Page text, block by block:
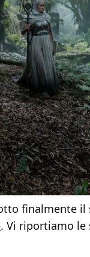
finalmente il
. Vi riportiamo le